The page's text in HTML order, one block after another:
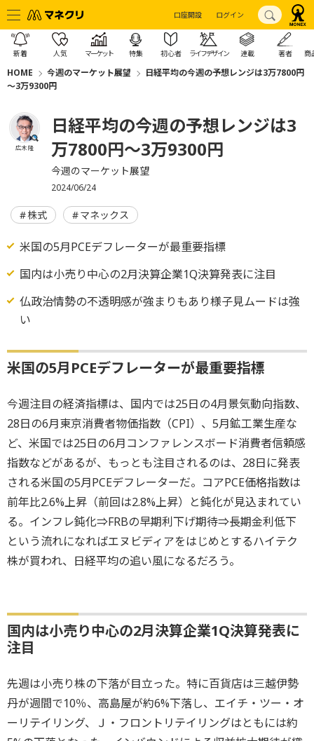
口座開設 ログイン
新着 人気 マーケット 特集 初心者 ライフデザイン 連載 著者 商
HOME 今週のマーケット展望
日経平均の今週の予想レンジは3万7800円
～3万9300円
広木 隆
日経平均の今週の予想レンジは3
万7800円～3万9300円
今週のマーケット展望
2024/06/24
株式 マネックス
米国の5月PCEデフレーターが最重要指標
国内は小売り中心の2月決算企業1Q決算発表に注目
仏政治情勢の不透明感が強まりもあり様子見ムードは強
い
米国の5月PCEデフレーターが最重要指標
今週注目の経済指標は、国内では25日の4月景気動向指数、
28日の6月東京消費者物価指数（CPI）、5月鉱工業生産な
ど、米国では25日の6月コンファレンスボード消費者信頼感
指数などがあるが、もっとも注目されるのは、28日に発表
される米国の5月PCEデフレーターだ。コアPCE価格指数は
前年比2.6%上昇（前回は2.8%上昇）と鈍化が見込まれてい
る。インフレ鈍化⇒FRBの早期利下げ期待⇒長期金利低下
という流れになればエヌビディアをはじめとするハイテク
株が買われ、日経平均の追い風になるだろう。
国内は小売り中心の2月決算企業1Q決算発表に
注目
先週は小売り株の下落が目立った。特に百貨店は三越伊勢
丹が週間で10％、高島屋が約6%下落し、エイチ・ツー・オ
ーリテイリング、Ｊ・フロントリテイリングはともには約